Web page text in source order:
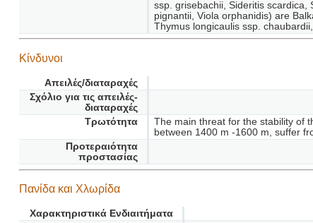
ssp. grisebachii, Sideritis scardica,
pignantii, Viola orphanidis) are
Thymus longicaulis ssp.
Κίνδυνοι
Απειλές/διαταραχές
Σχόλιο για τις απειλές-
διαταραχές
Τρωτότητα
The main threat for the stability of
between 1400 m -1600 m, suffer
Προτεραιότητα
προστασίας
Πανίδα και Χλωρίδα
Χαρακτηριστικά Ενδιαιτήματα